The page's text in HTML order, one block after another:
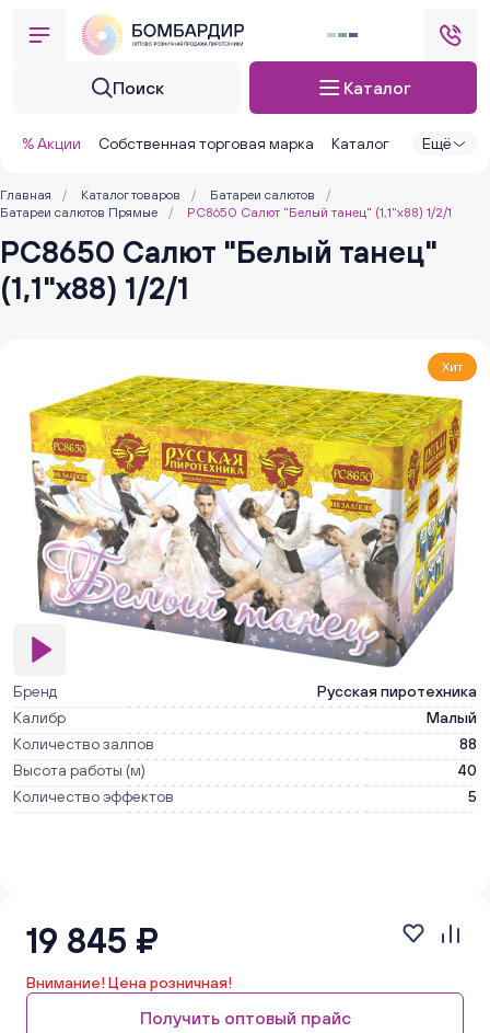
Поиск Каталог
% Акции Собственная торговая марка Каталог Ещё
Главная / Каталог товаров / Батареи салютов
/
Батареи салютов Прямые
/ РС8650 Салют "Белый танец" (1,1"х88) 1/2/1
РС8650 Салют "Белый танец"
(1,1"х88) 1/2/1
Хит
Бренд
Русская пиротехника
Калибр
Малый
Количество залпов
88
Высота работы (м)
40
Количество эффектов
5
19 845 ₽
Внимание! Цена розничная!
Получить оптовый прайс